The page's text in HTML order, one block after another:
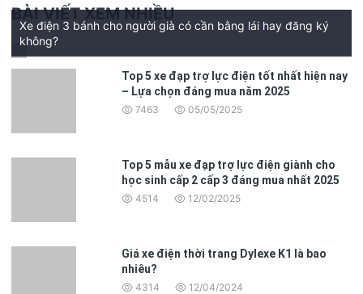
phê nhỏ trong phố cổ Hà Nội, bên ngoài ga tàu điện
hoặc cạnh một chiếc xe camper trong chuyến du lịch
cuối tuần.
Cảm giác thực tế khi nhìn xe ngoài đời thường đẹp hơn
nhiều năm mà không bị lỗi thời.
Khung xe và công nghệ chế tạo
Nhiều người thường cho rằng khung nhôm luôn tốt hơn
BÀI VIẾT XEM NHIỀU
Xe điện 3 bánh cho người già có cần bằng lái hay đăng ký
không?
Top 5 xe đạp trợ lực điện tốt nhất hiện nay
– Lựa chọn đáng mua năm 2025
7463 05/05/2025
Top 5 mẫu xe đạp trợ lực điện giành cho
học sinh cấp 2 cấp 3 đáng mua nhất 2025
4514 12/02/2025
Giá xe điện thời trang Dylexe K1 là bao
nhiêu?
4314 12/04/2024